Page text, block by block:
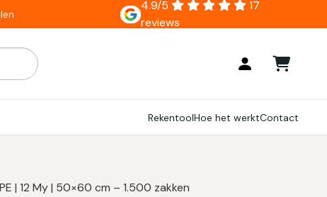
4.9/5
17
reviews
zijn, gebruik de pijlen om omhoog en omlaag te gaan
RekentoolHoe het werktContact
| 12 My | 50×60 cm – 1.500 zakken